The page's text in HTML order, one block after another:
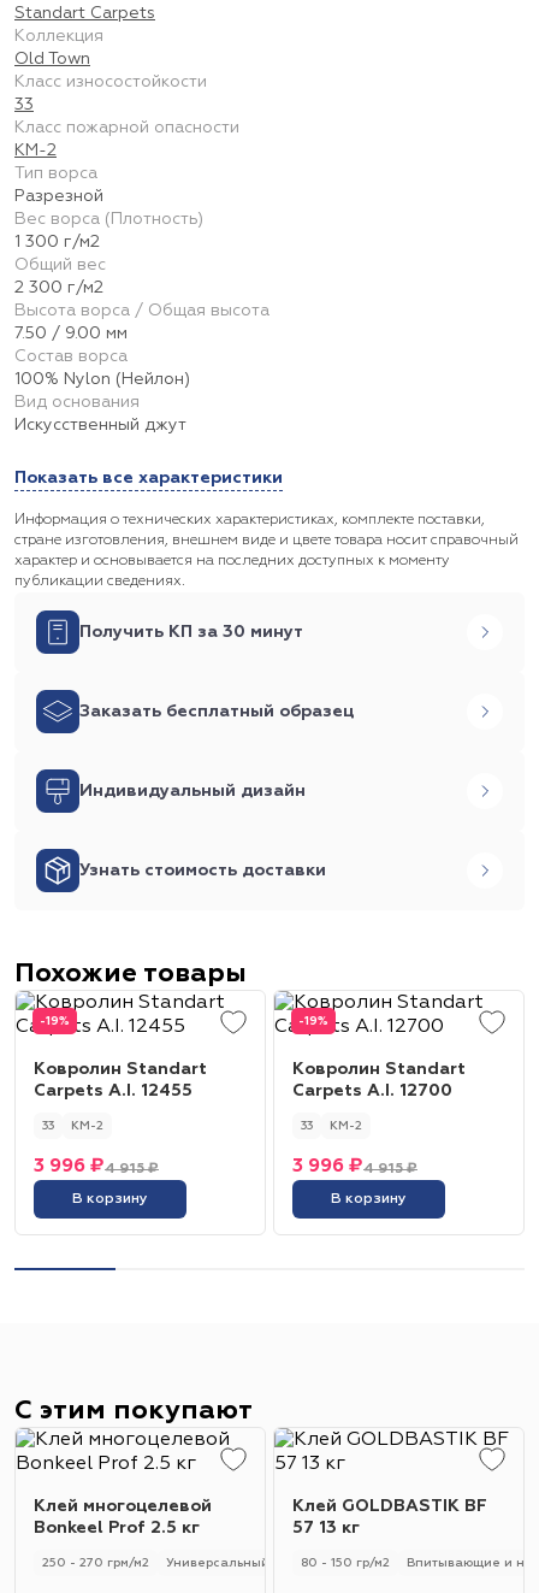
Standart Carpets
Коллекция
Old Town
Класс износостойкости
33
Класс пожарной опасности
КМ-2
Тип ворса
Разрезной
Вес ворса (Плотность)
1 300 г/м2
Общий вес
2 300 г/м2
Высота ворса / Общая высота
7.50 / 9.00 мм
Состав ворса
100% Nylon (Нейлон)
Вид основания
Искусственный джут
Показать все характеристики
Информация о технических характеристиках, комплекте поставки,
стране изготовления, внешнем виде и цвете товара носит справочный
характер и основывается на последних доступных к моменту
публикации сведениях.
Получить КП за 30 минут
Заказать бесплатный образец
Индивидуальный дизайн
Узнать стоимость доставки
Похожие товары
-19%
Ковролин Standart
Carpets A.I. 12455
33 КМ-2
4 915 ₽
3 996 ₽
В корзину
-19%
Ковролин Standart
Carpets A.I. 12700
33 КМ-2
4 915 ₽
3 996 ₽
В корзину
С этим покупают
Клей многоцелевой
Bonkeel Prof 2.5 кг
250 - 270 грм/м2 Универсальный 250 - 270 гр/м2
Клей GOLDBASTIK BF
57 13 кг
80 - 150 гр/м2 Впитывающие и не